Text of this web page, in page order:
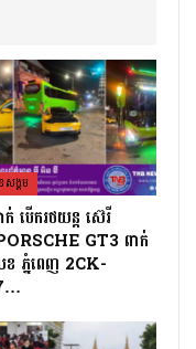
ង្គម
ក់ បេីករថយន្ត ស៊េរី
GT3 ពាក់
ខ ភ្នំពេញ 2CK-